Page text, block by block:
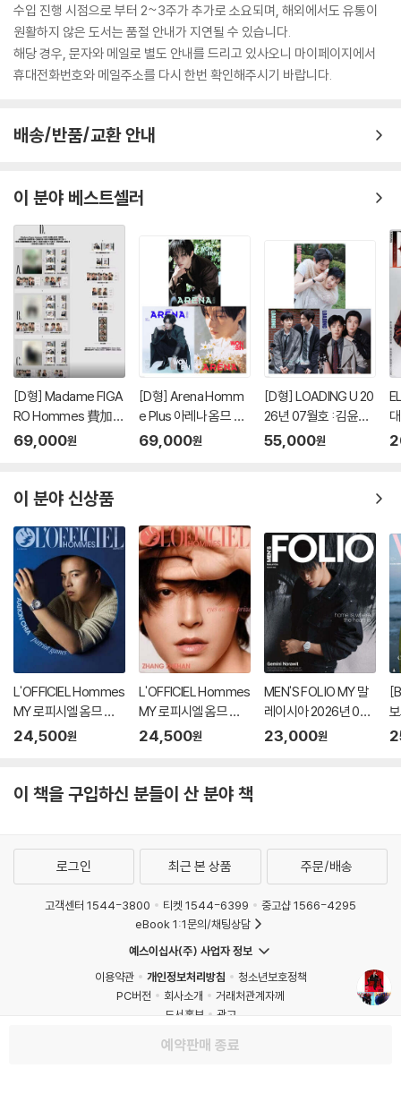
수입 진행 시점으로 부터 2~3주가 추가로 소요되며, 해외에서도 유통이
원활하지 않은 도서는 품절 안내가 지연될 수 있습니다.
해당 경우, 문자와 메일로 별도 안내를 드리고 있사오니 마이페이지에서
휴대전화번호와 메일주소를 다시 한번 확인해주시기 바랍니다.
배송/반품/교환 안내
이 분야 베스트셀러
[D형] Madame FIGA
RO Hommes 費加
羅男士 마담 피가로 옴
박시우 커버 (A형 잡지
+랜덤 카드 35장+인
생 네컷 1장)
69,000원
[D형] Arena Homm
e Plus 아레나 옴므 플
러스 중국 2026년 05
+인생네컷 1장)
69,000원
[D형] LOADING U 20
26년 07월호 : 김윤식
&박시우 커버 (A형 잡
55,000원
이 분야 신상품
L'OFFICIEL Hommes
MY 로피시엘 옴므 말
레이시아 2026년 08
24,500원
L'OFFICIEL Hommes
MY 로피시엘 옴므 말
레이시아 2026년 07
24,500원
MEN'S FOLIO MY 말
레이시아 2026년 08
월 : GEMINI 커버
23,000원
이 책을 구입하신 분들이 산 분야 책
예약판매 종료
로그인 최근 본 상품 주문/배송
고객센터 1544-3800 티켓 1544-6399
중고샵 1566-4295
eBook 1:1문의/채팅상담
예스이십사(주) 사업자 정보
이용약관
개인정보처리방침
청소년보호정책
PC버전
회사소개
거래처관계자께
도서홍보
광고
Copyright © YES24 Corp. All Rights Reserved.